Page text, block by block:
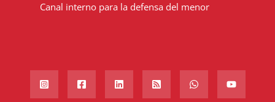
Canal interno para la defensa del menor